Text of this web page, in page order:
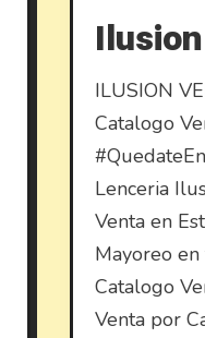
ILUSION
Catalogo
Lenceria
Venta en
Mayoreo
Catalogo
Venta por